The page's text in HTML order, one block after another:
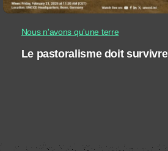
Nous n'avons qu'une terre
Le pastoralisme doit survivre